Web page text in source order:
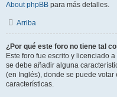
About phpBB para más detalles.
Arriba
¿Por qué este foro no tiene tal
Este foro fue escrito y licenciado
se debe añadir alguna
(en Inglés), donde se puede
características.